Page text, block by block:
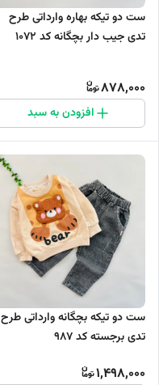
ست دو تیکه بهاره وارداتی طرح
تدی جیب دار بچگانه کد 1072
878,000
افزودن به سبد
ست دو تیکه بچگانه وارداتی طرح
تدی برجسته کد ۹۸۷
1,498,000